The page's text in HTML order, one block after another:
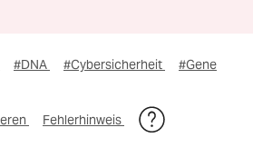
#DNA #Cybersicherheit #Gene
Fehlerhinweis